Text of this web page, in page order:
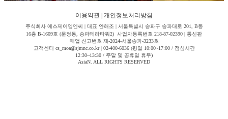
이용약관 개인정보처리방침
주식회사 에스제이엠엔씨 | 대표 안해조 | 서울특별시 송파구 송파대로 201, B동
16층 B-1609호 (문정동, 송파테라타워2) 사업자등록번호 218-87-02390 | 통신판
매업 신고번호 제-2024-서울송파-3233호
고객센터 cs_moa@sjmnc.co.kr | 02-400-6036 (평일 10:00~17:00 / 점심시간
12:30~13:30 / 주말 및 공휴일 휴무)
AsiaN. ALL RIGHTS RESERVED